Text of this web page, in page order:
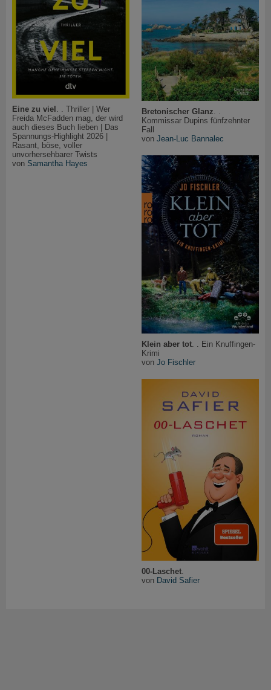
Eine zu viel . . Thriller | Wer
Freida McFadden mag, der wird
auch dieses Buch lieben | Das
Spannungs-Highlight 2026 |
Rasant, böse, voller
unvorhersehbarer Twists
von Samantha Hayes
Bretonischer Glanz. .
Kommissar Dupins fünfzehnter
Fall
von Jean-Luc Bannalec
Klein aber tot . . Ein Knuffingen-
Krimi
von Jo Fischler
00-Laschet
von David Safier